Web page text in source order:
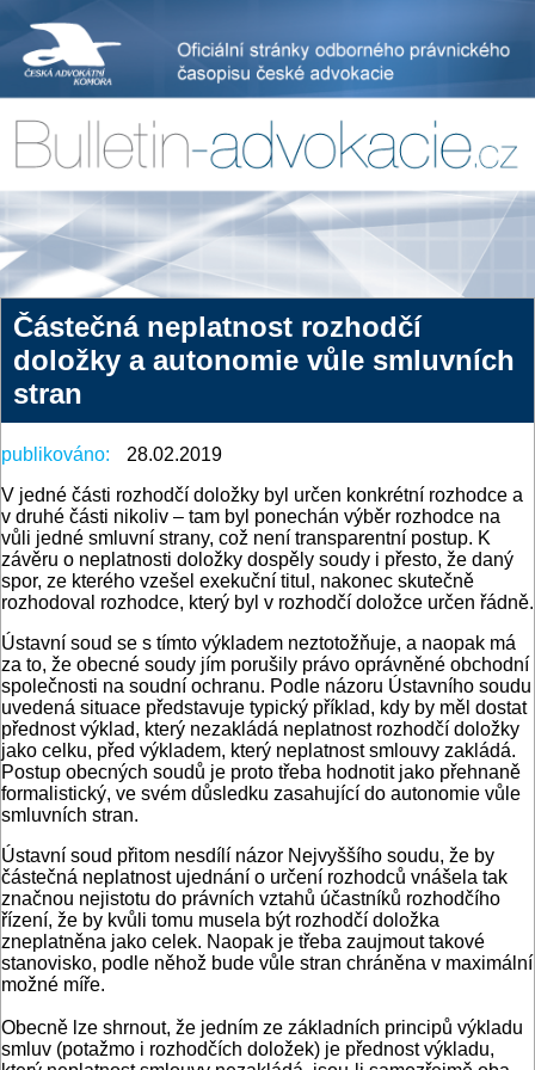
Částečná neplatnost rozhodčí
doložky a autonomie vůle smluvních
stran
publikováno:
28.02.2019
V jedné části rozhodčí doložky byl určen konkrétní rozhodce a
v druhé části nikoliv – tam byl ponechán výběr rozhodce na
vůli jedné smluvní strany, což není transparentní postup. K
závěru o neplatnosti doložky dospěly soudy i přesto, že daný
spor, ze kterého vzešel exekuční titul, nakonec skutečně
rozhodoval rozhodce, který byl v rozhodčí doložce určen řádně.
Ústavní soud se s tímto výkladem neztotožňuje, a naopak má
za to, že obecné soudy jím porušily právo oprávněné obchodní
společnosti na soudní ochranu. Podle názoru Ústavního soudu
uvedená situace představuje typický příklad, kdy by měl dostat
přednost výklad, který nezakládá neplatnost rozhodčí doložky
jako celku, před výkladem, který neplatnost smlouvy zakládá.
Postup obecných soudů je proto třeba hodnotit jako přehnaně
formalistický, ve svém důsledku zasahující do autonomie vůle
smluvních stran.
Ústavní soud přitom nesdílí názor Nejvyššího soudu, že by
částečná neplatnost ujednání o určení rozhodců vnášela tak
značnou nejistotu do právních vztahů účastníků rozhodčího
řízení, že by kvůli tomu musela být rozhodčí doložka
zneplatněna jako celek. Naopak je třeba zaujmout takové
stanovisko, podle něhož bude vůle stran chráněna v maximální
možné míře.
Obecně lze shrnout, že jedním ze základních principů výkladu
smluv (potažmo i rozhodčích doložek) je přednost výkladu,